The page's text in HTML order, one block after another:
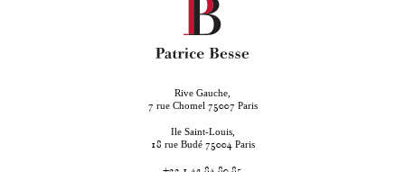
Rive Gauche,
7 rue Chomel 75007 Paris
Ile Saint-Louis,
18 rue Budé 75004 Paris